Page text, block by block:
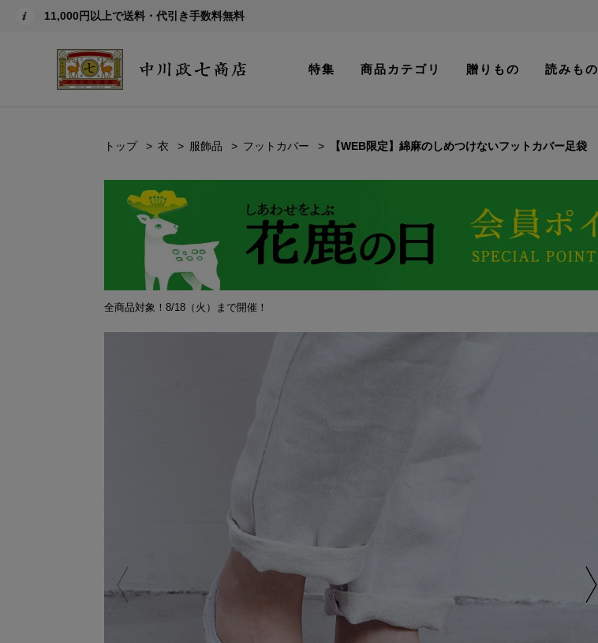
11,000円以上で送料・代引き手数料無料
特集 商品カテゴリ 贈りもの 読みもの
トップ 衣 服飾品 フットカバー 【WEB限定】綿麻のしめつけないフットカバー足袋
全商品対象！8/18（火）まで開催！